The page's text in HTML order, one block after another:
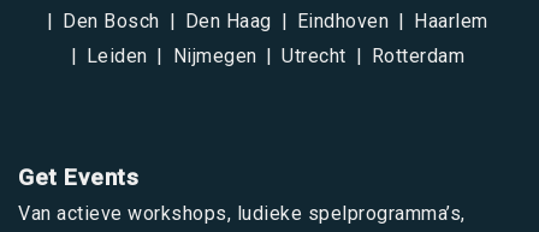
Den Bosch
Den Haag Eindhoven
Haarlem
Leiden
Nijmegen Utrecht Rotterdam
Get Events
Van actieve workshops, ludieke spelprogramma’s,